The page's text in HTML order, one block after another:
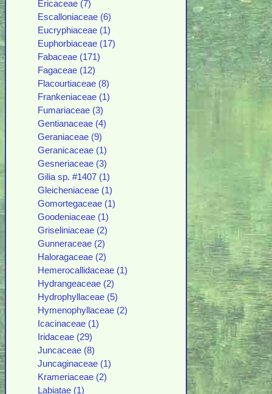
Ericaceae (7)
Escalloniaceae (6)
Eucryphiaceae (1)
Euphorbiaceae (17)
Fabaceae (171)
Fagaceae (12)
Flacourtiaceae (8)
Frankeniaceae (1)
Fumariaceae (3)
Gentianaceae (4)
Geraniaceae (9)
Geranicaceae (1)
Gesneriaceae (3)
Gilia sp. #1407 (1)
Gleicheniaceae (1)
Gomortegaceae (1)
Goodeniaceae (1)
Griseliniaceae (2)
Gunneraceae (2)
Haloragaceae (2)
Hemerocallidaceae (1)
Hydrangeaceae (2)
Hydrophyllaceae (5)
Hymenophyllaceae (2)
Icacinaceae (1)
Iridaceae (29)
Juncaceae (8)
Juncaginaceae (1)
Krameriaceae (2)
Labiatae (1)